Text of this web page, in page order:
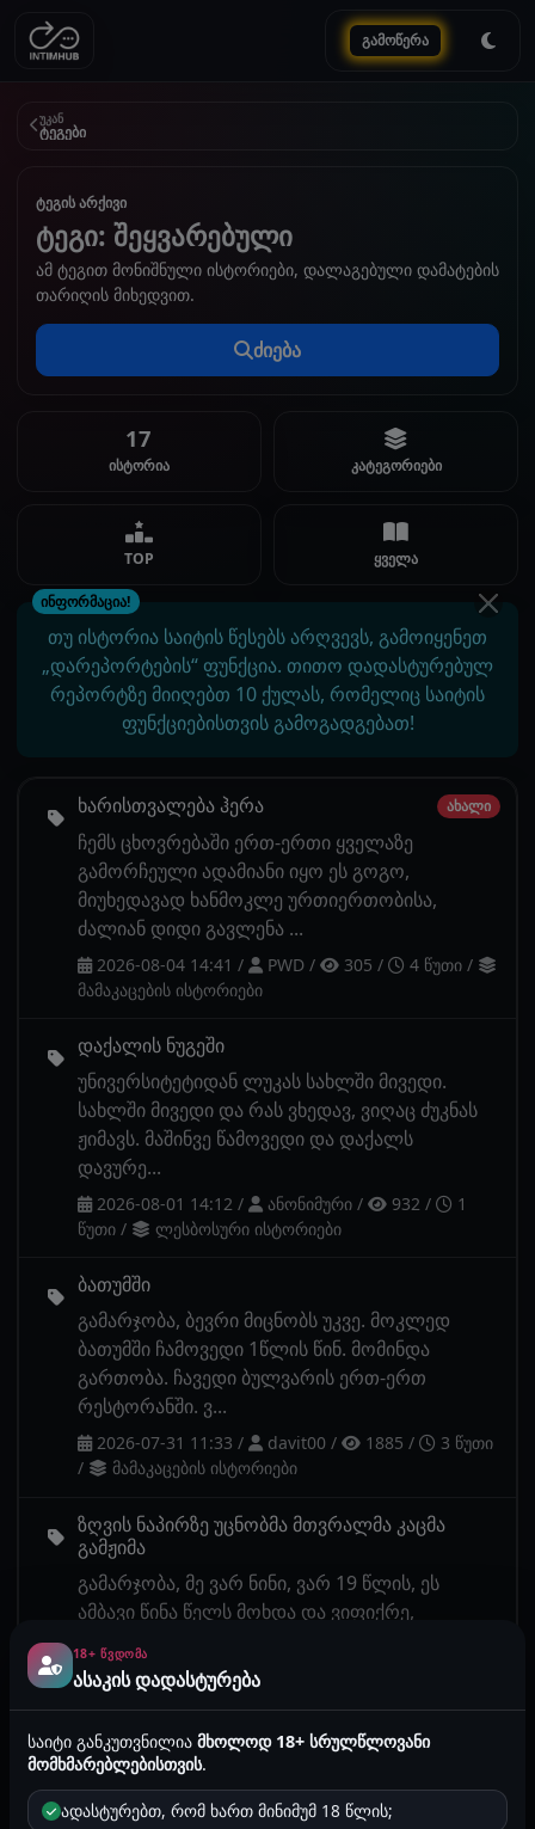
გამოწერა
უკან
ტეგები
ტეგის არქივი
ტეგი: შეყვარებული
ამ ტეგით მონიშნული ისტორიები, დალაგებული დამატების
თარიღის მიხედვით.
ძიება
17
ისტორია კატეგორიები
TOP ყველა
ინფორმაცია!
თუ ისტორია საიტის წესებს არღვევს, გამოიყენეთ
„დარეპორტების“ ფუნქცია. თითო დადასტურებულ
რეპორტზე მიიღებთ 10 ქულას, რომელიც საიტის
ფუნქციებისთვის გამოგადგებათ!
ხარისთვალება ჰერა ახალი
ჩემს ცხოვრებაში ერთ-ერთი ყველაზე
გამორჩეული ადამიანი იყო ეს გოგო,
მიუხედავად ხანმოკლე ურთიერთობისა,
ძალიან დიდი გავლენა ...
2026-08-04 14:41 / PWD / 305 / 4 წუთი /
მამაკაცების ისტორიები
დაქალის ნუგეში
უნივერსიტეტიდან ლუკას სახლში მივედი.
სახლში მივედი და რას ვხედავ, ვიღაც ძუკნას
ჟიმავს. მაშინვე წამოვედი და დაქალს
დავურე...
2026-08-01 14:12 / ანონიმური / 932 /
1
წუთი / ლესბოსური ისტორიები
ბათუმში
გამარჯობა, ბევრი მიცნობს უკვე. მოკლედ
ბათუმში ჩამოვედი 1წლის წინ. მომინდა
გართობა. ჩავედი ბულვარის ერთ-ერთ
რესტორანში. ვ...
2026-07-31 11:33 / davit00 / 1885 /
3 წუთი
/
მამაკაცების ისტორიები
ზღვის ნაპირზე უცნობმა მთვრალმა კაცმა
გამჟიმა
გამარჯობა, მე ვარ ნინი, ვარ 19 წლის, ეს
ამბავი წინა წელს მოხდა და ვიფიქრე,
დას...
2026-07-30 11:30/ ანონიმური/ 3919/
1
წუთი
ქალების ისტორიები
შეყვარებულთან (ნინის ისტორიის
გაგრძელება)
18+ ᲬᲕᲓᲝᲛᲐ
ასაკის დადასტურება
საიტი განკუთვნილიამხოლოდ 18+ სრულწლოვანი
მომხმარებლებისთვის.
ადასტურებთ, რომ ხართ მინიმუმ 18 წლის;